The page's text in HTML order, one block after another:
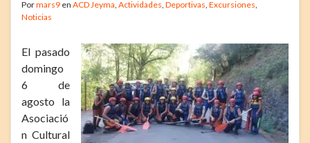
Pormars9 en ACD Jeyma Actividades Deportivas Excursiones
Noticias
El pasado
domingo
6 de
agosto la
Asociació
n Cultural